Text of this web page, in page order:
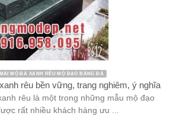
MỘ ĐÁ XANH RÊU MỘ ĐẠO BẰNG ĐÁ
rêu bền vững, trang nghiêm, ý nghĩa
rêu là một trong những mẫu mộ đạo
rất nhiều khách hàng ưu ...